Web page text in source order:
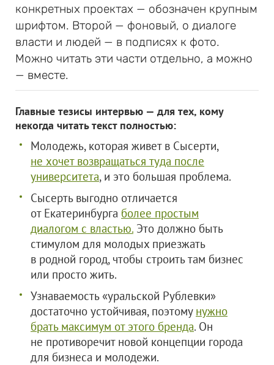
конкретных проектах — обозначен крупным
шрифтом. Второй — фоновый, о диалоге
власти и людей — в подписях к фото.
Можно читать эти части отдельно, а можно
— вместе.
Главные тезисы интервью — для тех, кому
некогда читать текст полностью:
Молодежь, которая живет в Сысерти,
не хочет возвращаться туда после
университета, и это большая проблема.
Сысерть выгодно отличается
от Екатеринбурга более простым
диалогом с властью. Это должно быть
стимулом для молодых приезжать
в родной город, чтобы строить там бизнес
или просто жить.
Узнаваемость «уральской Рублевки»
достаточно устойчивая, поэтому нужно
брать максимум от этого бренда. Он
не противоречит новой концепции города
для бизнеса и молодежи.